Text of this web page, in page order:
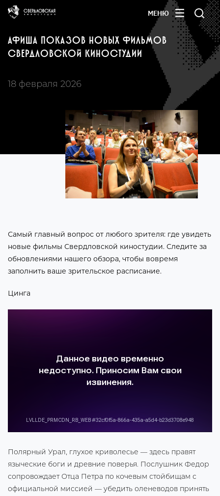
МЕНЮ
АФИША ПОКАЗОВ НОВЫХ ФИЛЬМОВ
СВЕРДЛОВСКОЙ КИНОСТУДИИ
18 февраля 2026
Самый главный вопрос от любого зрителя: где увидеть
новые фильмы Свердловской киностудии. Следите за
обновлениями нашего обзора, чтобы вовремя
заполнить ваше зрительское расписание.
Цинга
Полярный Урал, глухое криволесье — здесь правят
языческие боги и древние поверья. Послушник Федор
сопровождает Отца Петра по кочевым стойбищам с
официальной миссией — убедить оленеводов принять